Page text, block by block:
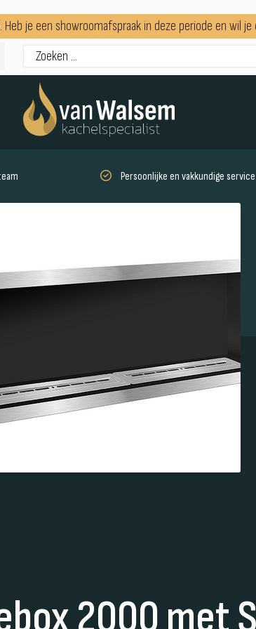
je een showroomafspraak in deze periode en wil
Persoonlijke en vakkundige service